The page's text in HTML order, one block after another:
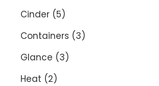
Cinder (5)
Containers (3)
Glance (3)
Heat (2)